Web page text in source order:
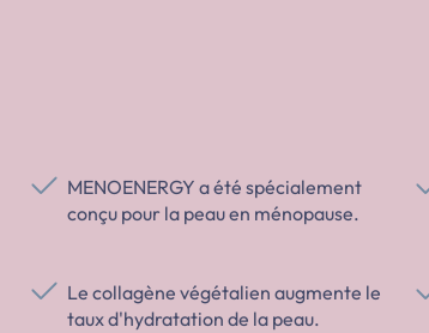
MENOENERGY a été spécialement
conçu pour la peau en ménopause.
Le collagène végétalien augmente le
taux d'hydratation de la peau.